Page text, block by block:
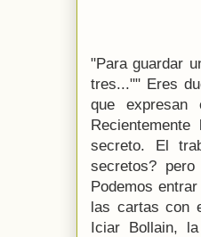
"Para guardar
tres..."" Eres
que expresan
secreto. El
secretos?
Podemos
las cartas con
Iciar Bollain,